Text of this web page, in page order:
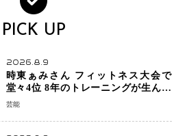
PICK UP
2026.8.9
時東ぁみさん フィットネス大会で
堂々4位 8年のトレーニングが生んだ
健康美「4位になってホッとしていま
芸能